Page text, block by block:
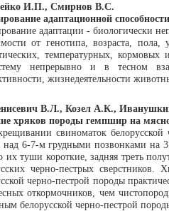
И.П., Смирнов В.С.
адаптационной
адаптации - биологически
от генотипа, возраста,
температурных,
непрерывно и в тесном
жизнедеятельности
В.Л., Козел А.К.,
хряков породы гемпшир на
свиноматок
6-7-м грудными позвонками на
их туши короткие, задняя треть
черно-пестрых
черно-пестрой породы
откормочников, чем
белорусской черно-пестрой